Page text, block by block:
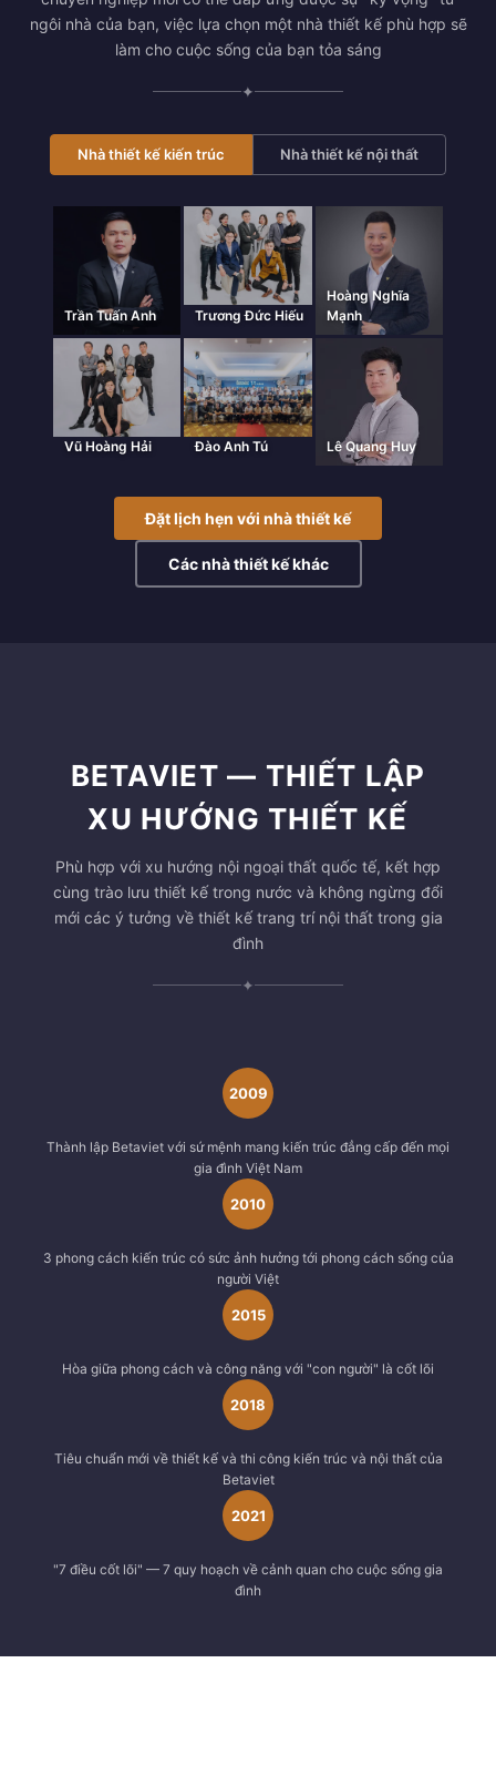
ngôi nhà của bạn, việc lựa chọn một nhà thiết kế phù hợp sẽ
làm cho cuộc sống của bạn tỏa sáng
✦
Nhà thiết kế kiến trúc Nhà thiết kế nội thất
Trần Tuấn Anh Trương Đức Hiếu
Hoàng Nghĩa
Mạnh
Vũ Hoàng Hải Đào Anh Tú Lê Quang Huy
Đặt lịch hẹn với nhà thiết kế
Các nhà thiết kế khác
BETAVIET — THIẾT LẬP
XU HƯỚNG THIẾT KẾ
Phù hợp với xu hướng nội ngoại thất quốc tế, kết hợp
cùng trào lưu thiết kế trong nước và không ngừng đổi
mới các ý tưởng về thiết kế trang trí nội thất trong gia
đình
✦
2009
Thành lập Betaviet với sứ mệnh mang kiến trúc đẳng cấp đến mọi
gia đình Việt Nam
2010
3 phong cách kiến trúc có sức ảnh hưởng tới phong cách sống của
người Việt
2015
Hòa giữa phong cách và công năng với "con người" là cốt lõi
2018
Tiêu chuẩn mới về thiết kế và thi công kiến trúc và nội thất của
Betaviet
2021
"7 điều cốt lõi" — 7 quy hoạch về cảnh quan cho cuộc sống gia
đình